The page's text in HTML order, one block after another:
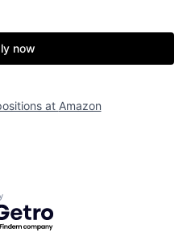
now
at Amazon
by Getro.com